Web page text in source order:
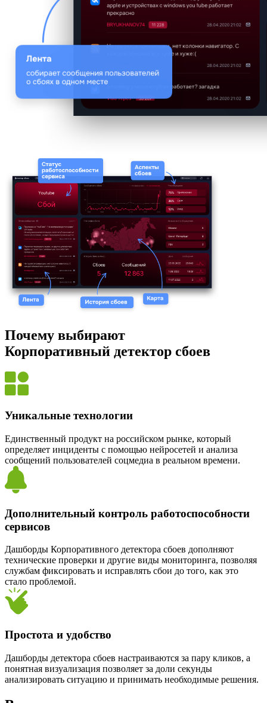
Почему выбирают
Корпоративный детектор сбоев
Уникальные технологии
Единственный продукт на российском рынке, который
определяет инциденты с помощью нейросетей и анализа
сообщений пользователей соцмедиа в реальном времени.
Дополнительный контроль работоспособности
сервисов
Дашборды Корпоративного детектора сбоев дополняют
технические проверки и другие виды мониторинга, позволяя
службам фиксировать и исправлять сбои до того, как это
стало проблемой.
Простота и удобство
Дашборды детектора сбоев настраиваются за пару кликов, а
понятная визуализация позволяет за доли секунды
анализировать ситуацию и принимать необходимые решения.